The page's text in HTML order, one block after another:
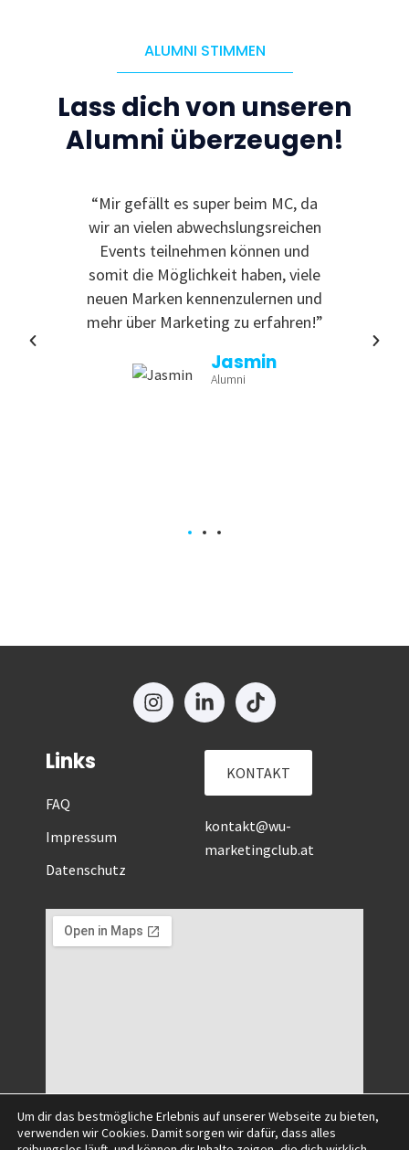
ALUMNI STIMMEN
Lass dich von unseren
Alumni überzeugen!
“Mir gefällt es super beim MC, da
wir an vielen abwechslungsreichen
Events teilnehmen können und
somit die Möglichkeit haben, viele
neuen Marken kennenzulernen und
mehr über Marketing zu erfahren!”
Jasmin
Alumni
Links
FAQ
Impressum
Datenschutz
KONTAKT
kontakt@wu-
marketingclub.at
Um dir das bestmögliche Erlebnis auf unserer Webseite zu bieten,
verwenden wir Cookies. Damit sorgen wir dafür, dass alles